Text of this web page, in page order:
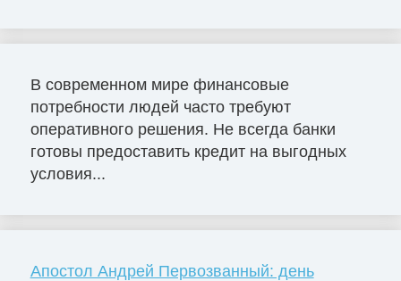
В современном мире финансовые
потребности людей часто требуют
оперативного решения. Не всегда банки
готовы предоставить кредит на выгодных
условия...
Апостол Андрей Первозванный: день